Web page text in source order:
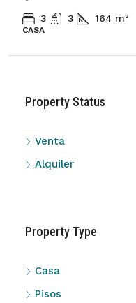
3 3 164 m²
CASA
Property Status
Venta
Alquiler
Property Type
Casa
Pisos